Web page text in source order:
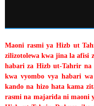
Maoni rasmi ya Hizb ut
zilizotolewa kwa jina la afisi
habari za Hizb ut-Tahrir na
kwa vyombo vya habari
kando na hizo hata kama
rasmi na majarida ni maoni